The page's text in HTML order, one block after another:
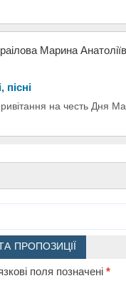
Марина
на честь Дня
ПРОПОЗИЦІЇ
поля позначені *